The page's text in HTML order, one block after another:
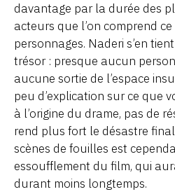
davantage par la durée des
acteurs que l’on comprend
personnages. Naderi s’en
trésor : presque aucun
aucune sortie de l’espace
peu d’explication sur ce que
à l’origine du drame, pas de
rend plus fort le désastre
scènes de fouilles est
essoufflement du film, qui
durant moins longtemps.